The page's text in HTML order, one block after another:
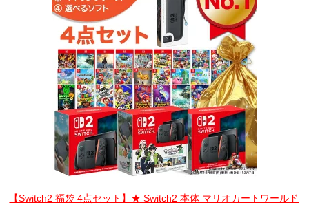
【Switch2 福袋 4点セット】★ Switch2 本体 マリオカートワールド